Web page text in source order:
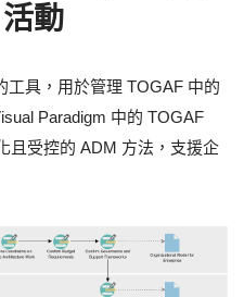
動
工具，用於管理 TOGAF 中的
Paradigm 中的 TOGAF
且受控的 ADM 方法，支援企